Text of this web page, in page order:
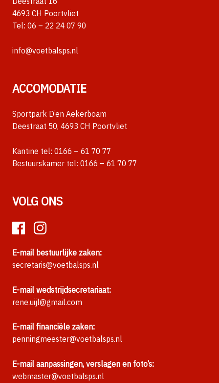
4693 CH Poortvliet
Tel: 06 – 22 24 07 90
info@voetbalsps.nl
ACCOMODATIE
Sportpark D’en Aekerboam
Deestraat 50, 4693 CH Poortvliet
Kantine tel: 0166 – 61 70 77
Bestuurskamer tel: 0166 – 61 70 77
VOLG ONS
E-mail bestuurlijke zaken:
secretaris@voetbalsps.nl
E-mail wedstrijdsecretariaat:
rene.uijl@gmail.com
E-mail financiële zaken:
penningmeester@voetbalsps.nl
E-mail aanpassingen, verslagen en foto’s:
webmaster@voetbalsps.nl